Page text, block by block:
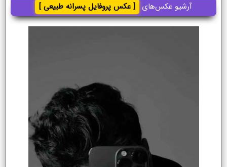
آرشیو عکس‌های [ عکس پروفایل پسرانه طبیعی ]